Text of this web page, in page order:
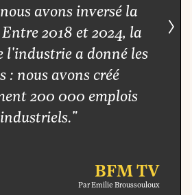
avons inversé la
2018 et 2024, la
l'industrie a donné les
: nous avons créé
200 000 emplois
industriels."
BFM TV
Par Emilie Broussouloux